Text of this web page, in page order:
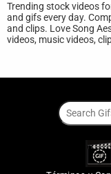
Trending stock videos
and gifs every day.
and clips. Love Song
videos, music videos,